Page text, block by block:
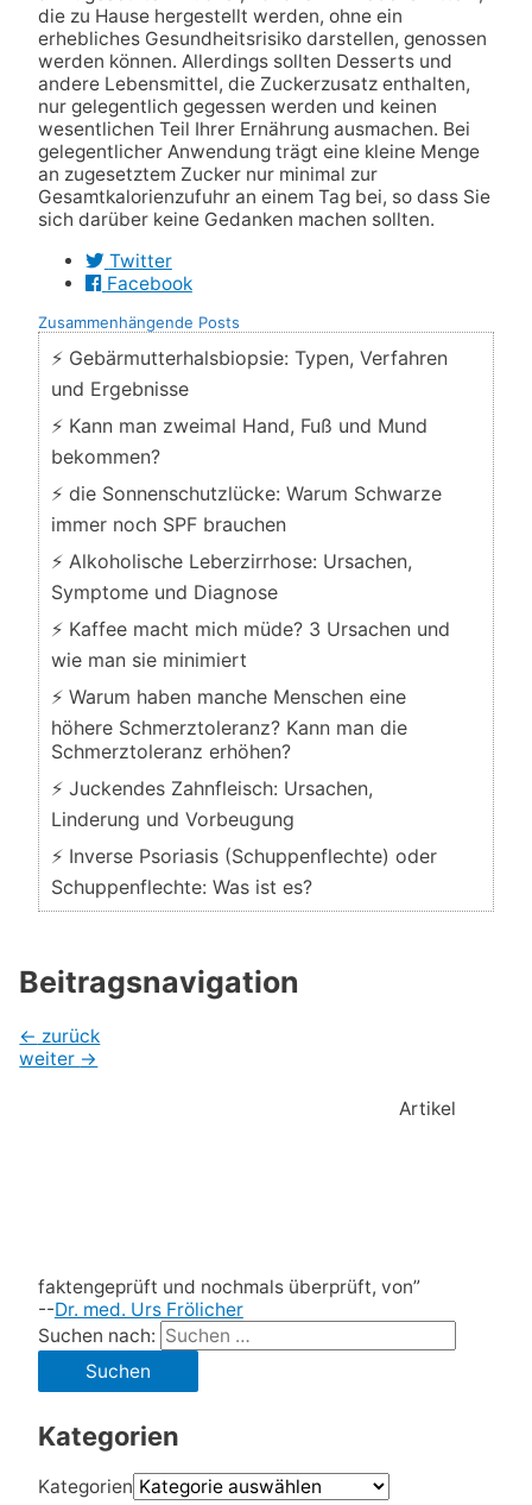
die zu Hause hergestellt werden, ohne ein
erhebliches Gesundheitsrisiko darstellen, genossen
werden können. Allerdings sollten Desserts und
andere Lebensmittel, die Zuckerzusatz enthalten,
nur gelegentlich gegessen werden und keinen
wesentlichen Teil Ihrer Ernährung ausmachen. Bei
gelegentlicher Anwendung trägt eine kleine Menge
an zugesetztem Zucker nur minimal zur
Gesamtkalorienzufuhr an einem Tag bei, so dass Sie
sich darüber keine Gedanken machen sollten.
Twitter
Facebook
Zusammenhängende Posts
⚡ Gebärmutterhalsbiopsie: Typen, Verfahren
und Ergebnisse
⚡ Kann man zweimal Hand, Fuß und Mund
bekommen?
⚡ die Sonnenschutzlücke: Warum Schwarze
immer noch SPF brauchen
⚡ Alkoholische Leberzirrhose: Ursachen,
Symptome und Diagnose
⚡ Kaffee macht mich müde? 3 Ursachen und
wie man sie minimiert
⚡ Warum haben manche Menschen eine
höhere Schmerztoleranz? Kann man die
Schmerztoleranz erhöhen?
⚡ Juckendes Zahnfleisch: Ursachen,
Linderung und Vorbeugung
⚡ Inverse Psoriasis (Schuppenflechte) oder
Schuppenflechte: Was ist es?
Beitragsnavigation
← zurück
weiter →
Artikel
faktengeprüft und nochmals überprüft, von”
--Dr. med. Urs Frölicher
Suchen nach:
Kategorien
Kategorien